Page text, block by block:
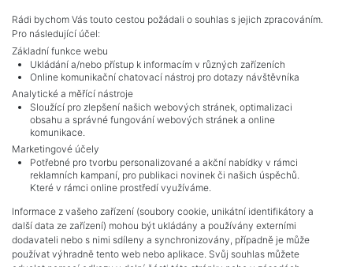
Adverts total10.
NAVIGACE
Terms and conditions
Protection of personal data
Real estate's
Contact
Rádi bychom Vás touto cestou požádali o souhlas s jejich zpracováním.
Pro následující účel:
Základní funkce webu
Ukládání a/nebo přístup k informacím v různých zařízeních
Online komunikační chatovací nástroj pro dotazy návštěvníka
Analytické a měřící nástroje
Sloužící pro zlepšení našich webových stránek, optimalizaci
obsahu a správné fungování webových stránek a online
komunikace.
Marketingové účely
Potřebné pro tvorbu personalizované a akční nabídky v rámci
reklamních kampaní, pro publikaci novinek či našich úspěchů.
Které v rámci online prostředí využíváme.
Informace z vašeho zařízení (soubory cookie, unikátní identifikátory a
další data ze zařízení) mohou být ukládány a používány externími
dodavateli nebo s nimi sdíleny a synchronizovány, případně je může
používat výhradně tento web nebo aplikace. Svůj souhlas můžete